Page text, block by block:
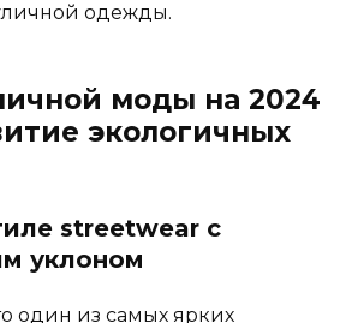
одежды.
моды на 2024
экологичных
streetwear с
уклоном
один из самых ярких